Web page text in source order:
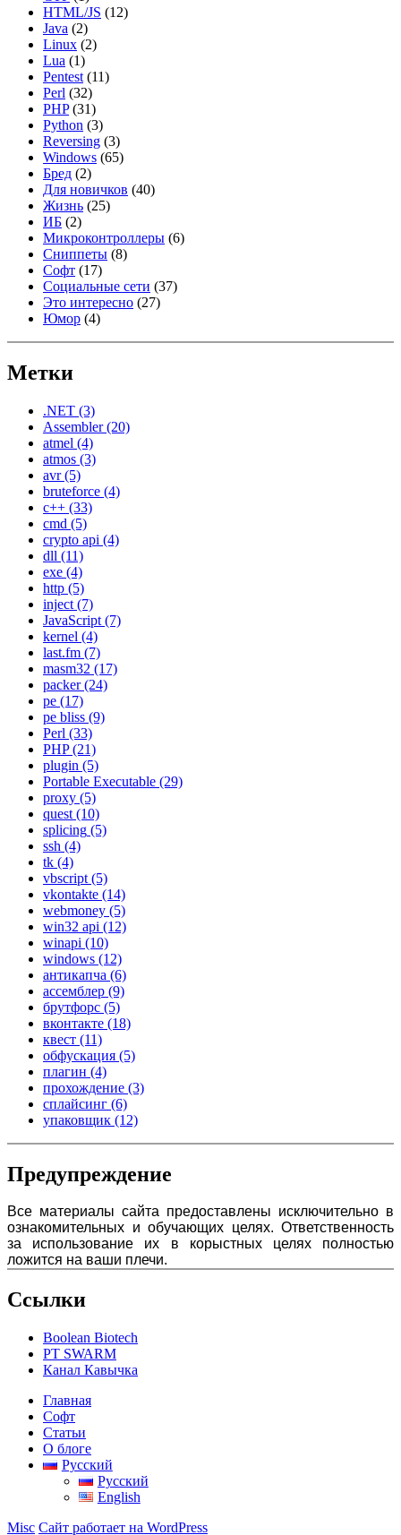
HTML/JS (12)
Java (2)
Linux (2)
Lua (1)
Pentest (11)
Perl (32)
PHP(31)
Python (3)
Reversing (3)
Windows (65)
Бред (2)
Для новичков (40)
Жизнь (25)
ИБ (2)
Микроконтроллеры (6)
Сниппеты (8)
Софт (17)
Социальные сети (37)
Это интересно (27)
Юмор (4)
Метки
.NET (3)
Assembler(20)
atmel (4)
atmos (3)
avr(5)
bruteforce (4)
c++ (33)
cmd (5)
crypto api (4)
dll (11)
exe (4)
http (5)
inject (7)
JavaScript (7)
kernel (4)
last.fm (7)
masm32 (17)
packer(24)
pe (17)
pe bliss (9)
Perl (33)
PHP(21)
plugin (5)
Portable Executable (29)
proxy (5)
quest (10)
splicing (5)
ssh (4)
tk (4)
vbscript (5)
vkontakte (14)
webmoney (5)
win32 api (12)
winapi (10)
windows (12)
антикапча (6)
ассемблер (9)
брутфорс (5)
вконтакте (18)
квест (11)
обфускация (5)
плагин (4)
прохождение (3)
сплайсинг (6)
упаковщик (12)
Предупреждение
Все материалы сайта предоставлены исключительно в
ознакомительных и обучающих целях. Ответственность
за использование их в корыстных целях полностью
ложится на ваши плечи.
Ссылки
Boolean Biotech
PT SWARM
Канал Кавычка
Главная
Софт
Статьи
О блоге
Русский
Русский
English
Misc Сайт работает на WordPress